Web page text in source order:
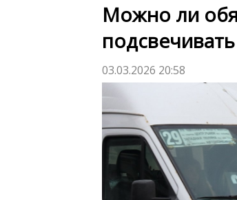
Можно ли
03.03.2026 20:58